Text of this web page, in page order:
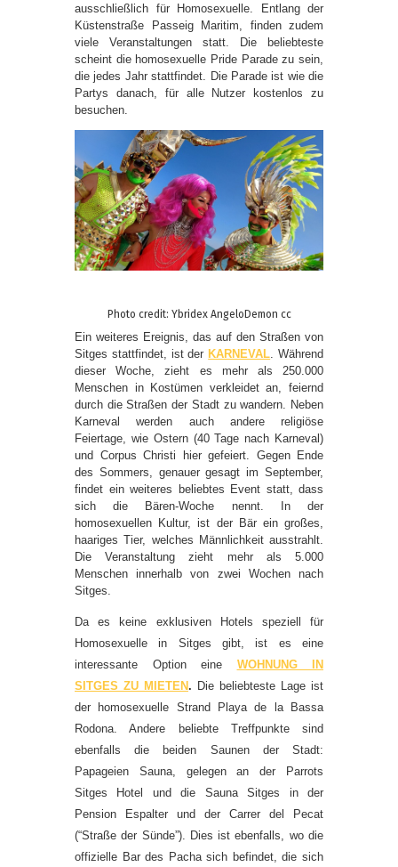
ausschließlich für Homosexuelle. Entlang der
Küstenstraße Passeig Maritim, finden zudem
viele Veranstaltungen statt. Die beliebteste
scheint die homosexuelle Pride Parade zu sein,
die jedes Jahr stattfindet. Die Parade ist wie die
Partys danach, für alle Nutzer kostenlos zu
besuchen.
Photo credit: Ybridex AngeloDemon cc
Ein weiteres Ereignis, das auf den Straßen von
Sitges stattfindet, ist der KARNEVAL. Während
dieser Woche, zieht es mehr als 250.000
Menschen in Kostümen verkleidet an, feiernd
durch die Straßen der Stadt zu wandern. Neben
Karneval werden auch andere religiöse
Feiertage, wie Ostern (40 Tage nach Karneval)
und Corpus Christi hier gefeiert. Gegen Ende
des Sommers, genauer gesagt im September,
findet ein weiteres beliebtes Event statt, dass
sich die Bären-Woche nennt. In der
homosexuellen Kultur, ist der Bär ein großes,
haariges Tier, welches Männlichkeit ausstrahlt.
Die Veranstaltung zieht mehr als 5.000
Menschen innerhalb von zwei Wochen nach
Sitges.
Da es keine exklusiven Hotels speziell für
Homosexuelle in Sitges gibt, ist es eine
interessante Option eine WOHNUNG IN
SITGES ZU MIETEN. Die beliebteste Lage ist
der homosexuelle Strand Playa de la Bassa
Rodona. Andere beliebte Treffpunkte sind
ebenfalls die beiden Saunen der Stadt:
Papageien Sauna, gelegen an der Parrots
Sitges Hotel und die Sauna Sitges in der
Pension Espalter und der Carrer del Pecat
(“Straße der Sünde”). Dies ist ebenfalls, wo die
offizielle Bar des Pacha sich befindet, die sich